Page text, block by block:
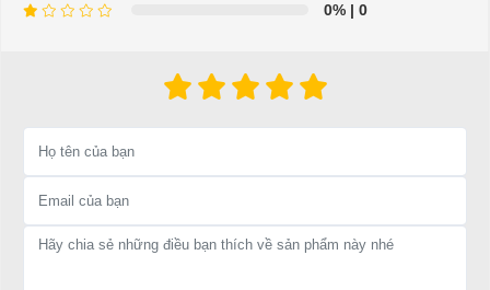
Website: phutungxegolf.com
0% | 0